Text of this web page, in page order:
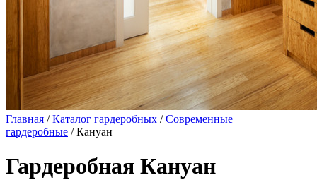
Главная /Каталог гардеробных /Современные
гардеробные / Кануан
Гардеробная Кануан